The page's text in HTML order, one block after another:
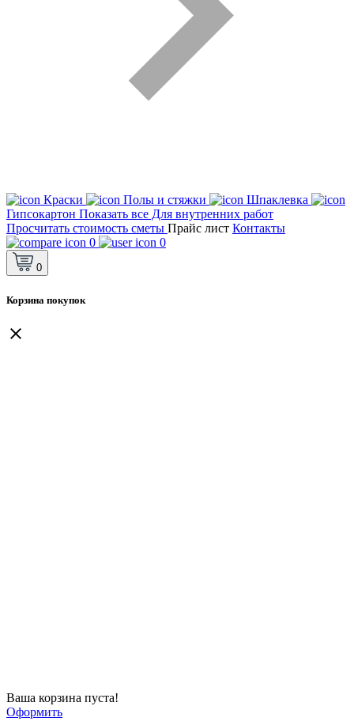
Краски Полы и стяжки
Шпаклевка
Гипсокартон Показать все Для внутренних работ
Просчитать стоимость сметы Прайс лист Контакты
0
0
0
Корзина покупок
Ваша корзина пуста!
Оформить